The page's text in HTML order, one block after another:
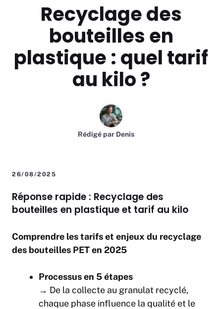
Recyclage des
bouteilles en
plastique : quel tarif
au kilo ?
Rédigé par Denis
26/08/2025
Réponse rapide : Recyclage des
bouteilles en plastique et tarif au kilo
Comprendre les tarifs et enjeux du recyclage
des bouteilles PET en 2025
Processus en 5 étapes
→ De la collecte au granulat recyclé,
chaque phase influence la qualité et le